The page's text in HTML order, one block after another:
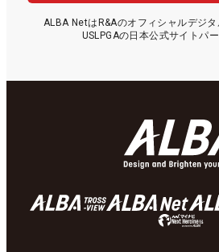
ALBA NetはR&Aのオフィシャルデジ
USLPGAの日本公式サイトパー